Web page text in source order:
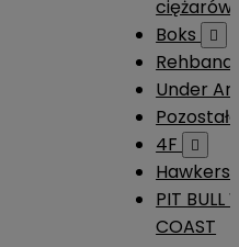
ciężarów
Boks

Rehband
Under
4F

Hawkers
PIT BULL
COAST